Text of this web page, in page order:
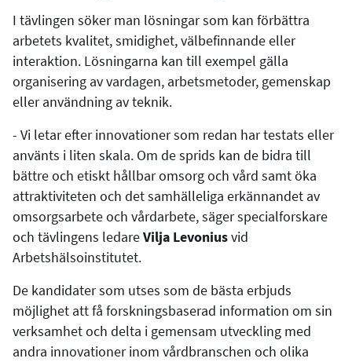
I tävlingen söker man lösningar som kan förbättra
arbetets kvalitet, smidighet, välbefinnande eller
interaktion. Lösningarna kan till exempel gälla
organisering av vardagen, arbetsmetoder, gemenskap
eller användning av teknik.
- Vi letar efter innovationer som redan har testats eller
använts i liten skala. Om de sprids kan de bidra till
bättre och etiskt hållbar omsorg och vård samt öka
attraktiviteten och det samhälleliga erkännandet av
omsorgsarbete och vårdarbete, säger specialforskare
och tävlingens ledareVilja Levoniusvid
Arbetshälsoinstitutet.
De kandidater som utses som de bästa erbjuds
möjlighet att få forskningsbaserad information om sin
verksamhet och delta i gemensam utveckling med
andra innovationer inom vårdbranschen och olika